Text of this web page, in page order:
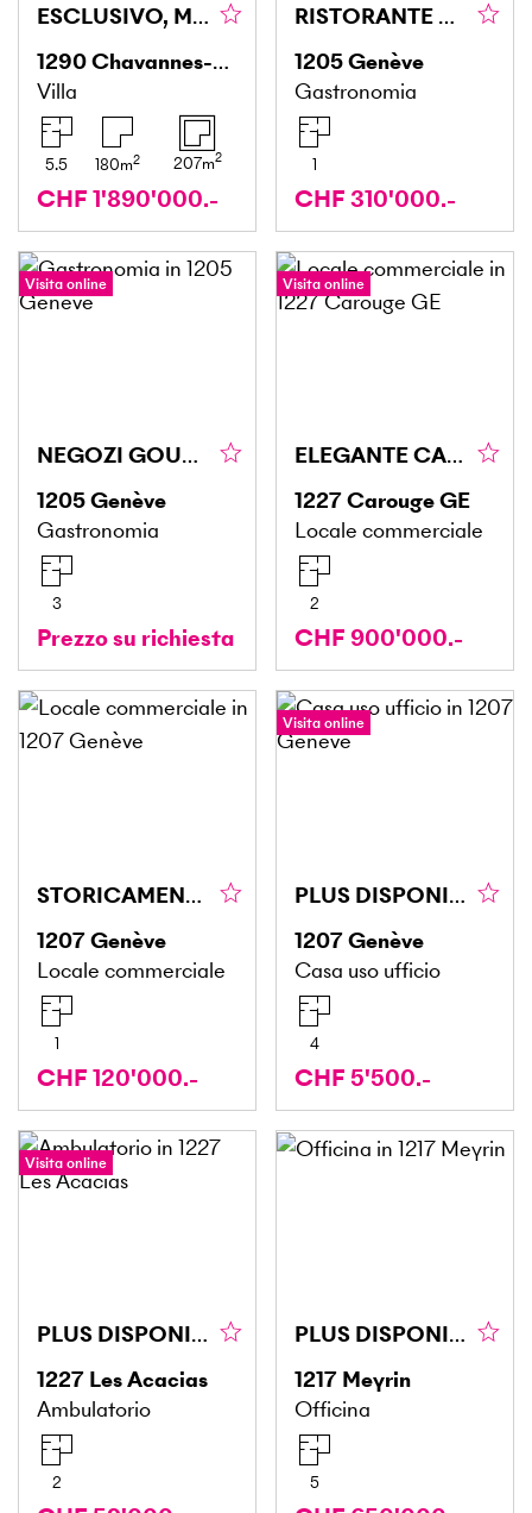
ESCLUSIVO, MODERNO & CON GIARDINO
1290Chavannes-des-Bois
Villa
5.5 180m2 207m2
CHF 1'890'000.-
RISTORANTE CON OTTIMO FATTURATO
1205Genève
Gastronomia
1
CHF 310'000.-
Visita online
NEGOZI GOURMET, QUARTIERI VIVACI
1205Genève
Gastronomia
3
Prezzo su richiesta
Visita online
ELEGANTE CANTINA IN CAROUGE
1227Carouge GE
Locale commerciale
2
CHF 900'000.-
STORICAMENTE, PER GLI APPASSIONATI DI MODELLISMO
1207Genève
Locale commerciale
1
CHF 120'000.-
Visita online
PLUS DISPONIBLE
1207Genève
Casa uso ufficio
4
CHF 5'500.-
Visita online
PLUS DISPONIBLE PLUS DISPONIBLE
1227 Les Acacias
Ambulatorio
2
PLUS DISPONIBLE
1217 Meyrin
Officina
5